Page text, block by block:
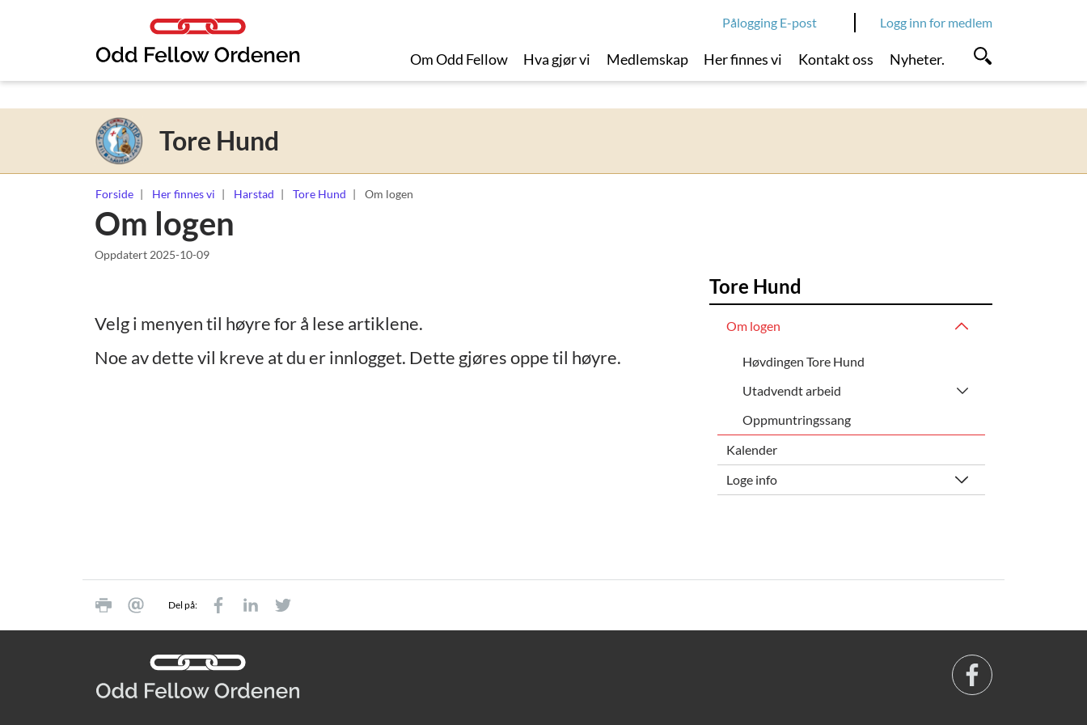
Logg inn for medlem
Pålogging E-post
Om Odd Fellow Hva gjør vi Medlemskap Her finnes vi Kontakt oss Nyheter.
Tore Hund
Forside Her finnes vi Harstad Tore Hund Om logen
Om logen
Oppdatert 2025-10-09
Velg i menyen til høyre for å lese artiklene.
Noe av dette vil kreve at du er innlogget. Dette gjøres oppe til høyre.
Tore Hund
Om logen
Høvdingen Tore Hund
Utadvendt arbeid
Oppmuntringssang
Kalender
Loge info
Del på: